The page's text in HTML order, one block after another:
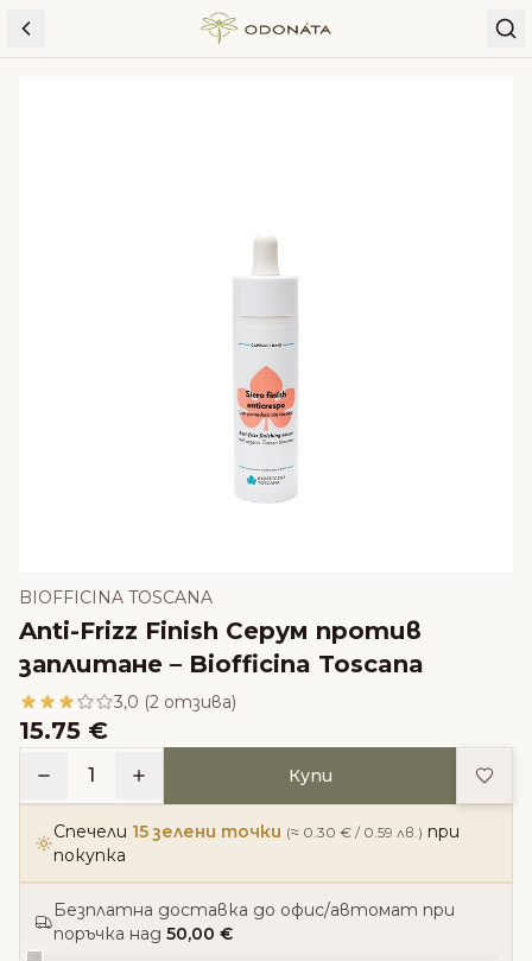
Skip to content
BIOFFICINA TOSCANA
Anti-Frizz Finish Серум против
заплитане – Biofficina Toscana
3,0 (2 отзива)
15.75 €
1 Купи
Спечели 15 зелени точки (≈ 0.30 € / 0.59 лв.) при
покупка
Безплатна доставка до офис/автомат при
поръчка над 50,00 €